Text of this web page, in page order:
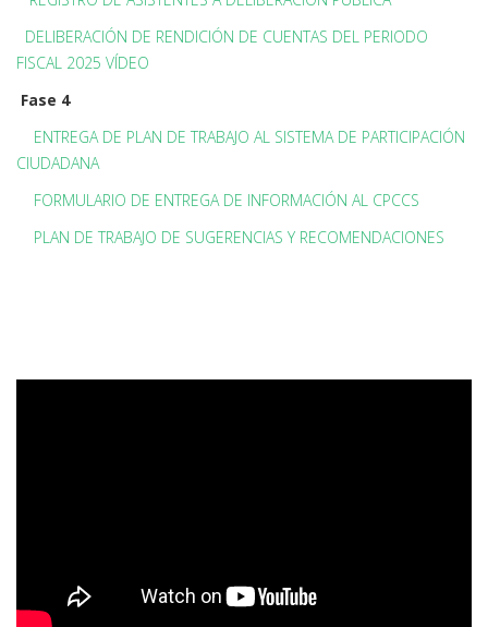
DELIBERACIÓN DE RENDICIÓN DE CUENTAS DEL PERIODO
FISCAL 2025 VÍDEO
Fase 4
ENTREGA DE PLAN DE TRABAJO AL SISTEMA DE PARTICIPACIÓN
CIUDADANA
FORMULARIO DE ENTREGA DE INFORMACIÓN AL CPCCS
PLAN DE TRABAJO DE SUGERENCIAS Y RECOMENDACIONES